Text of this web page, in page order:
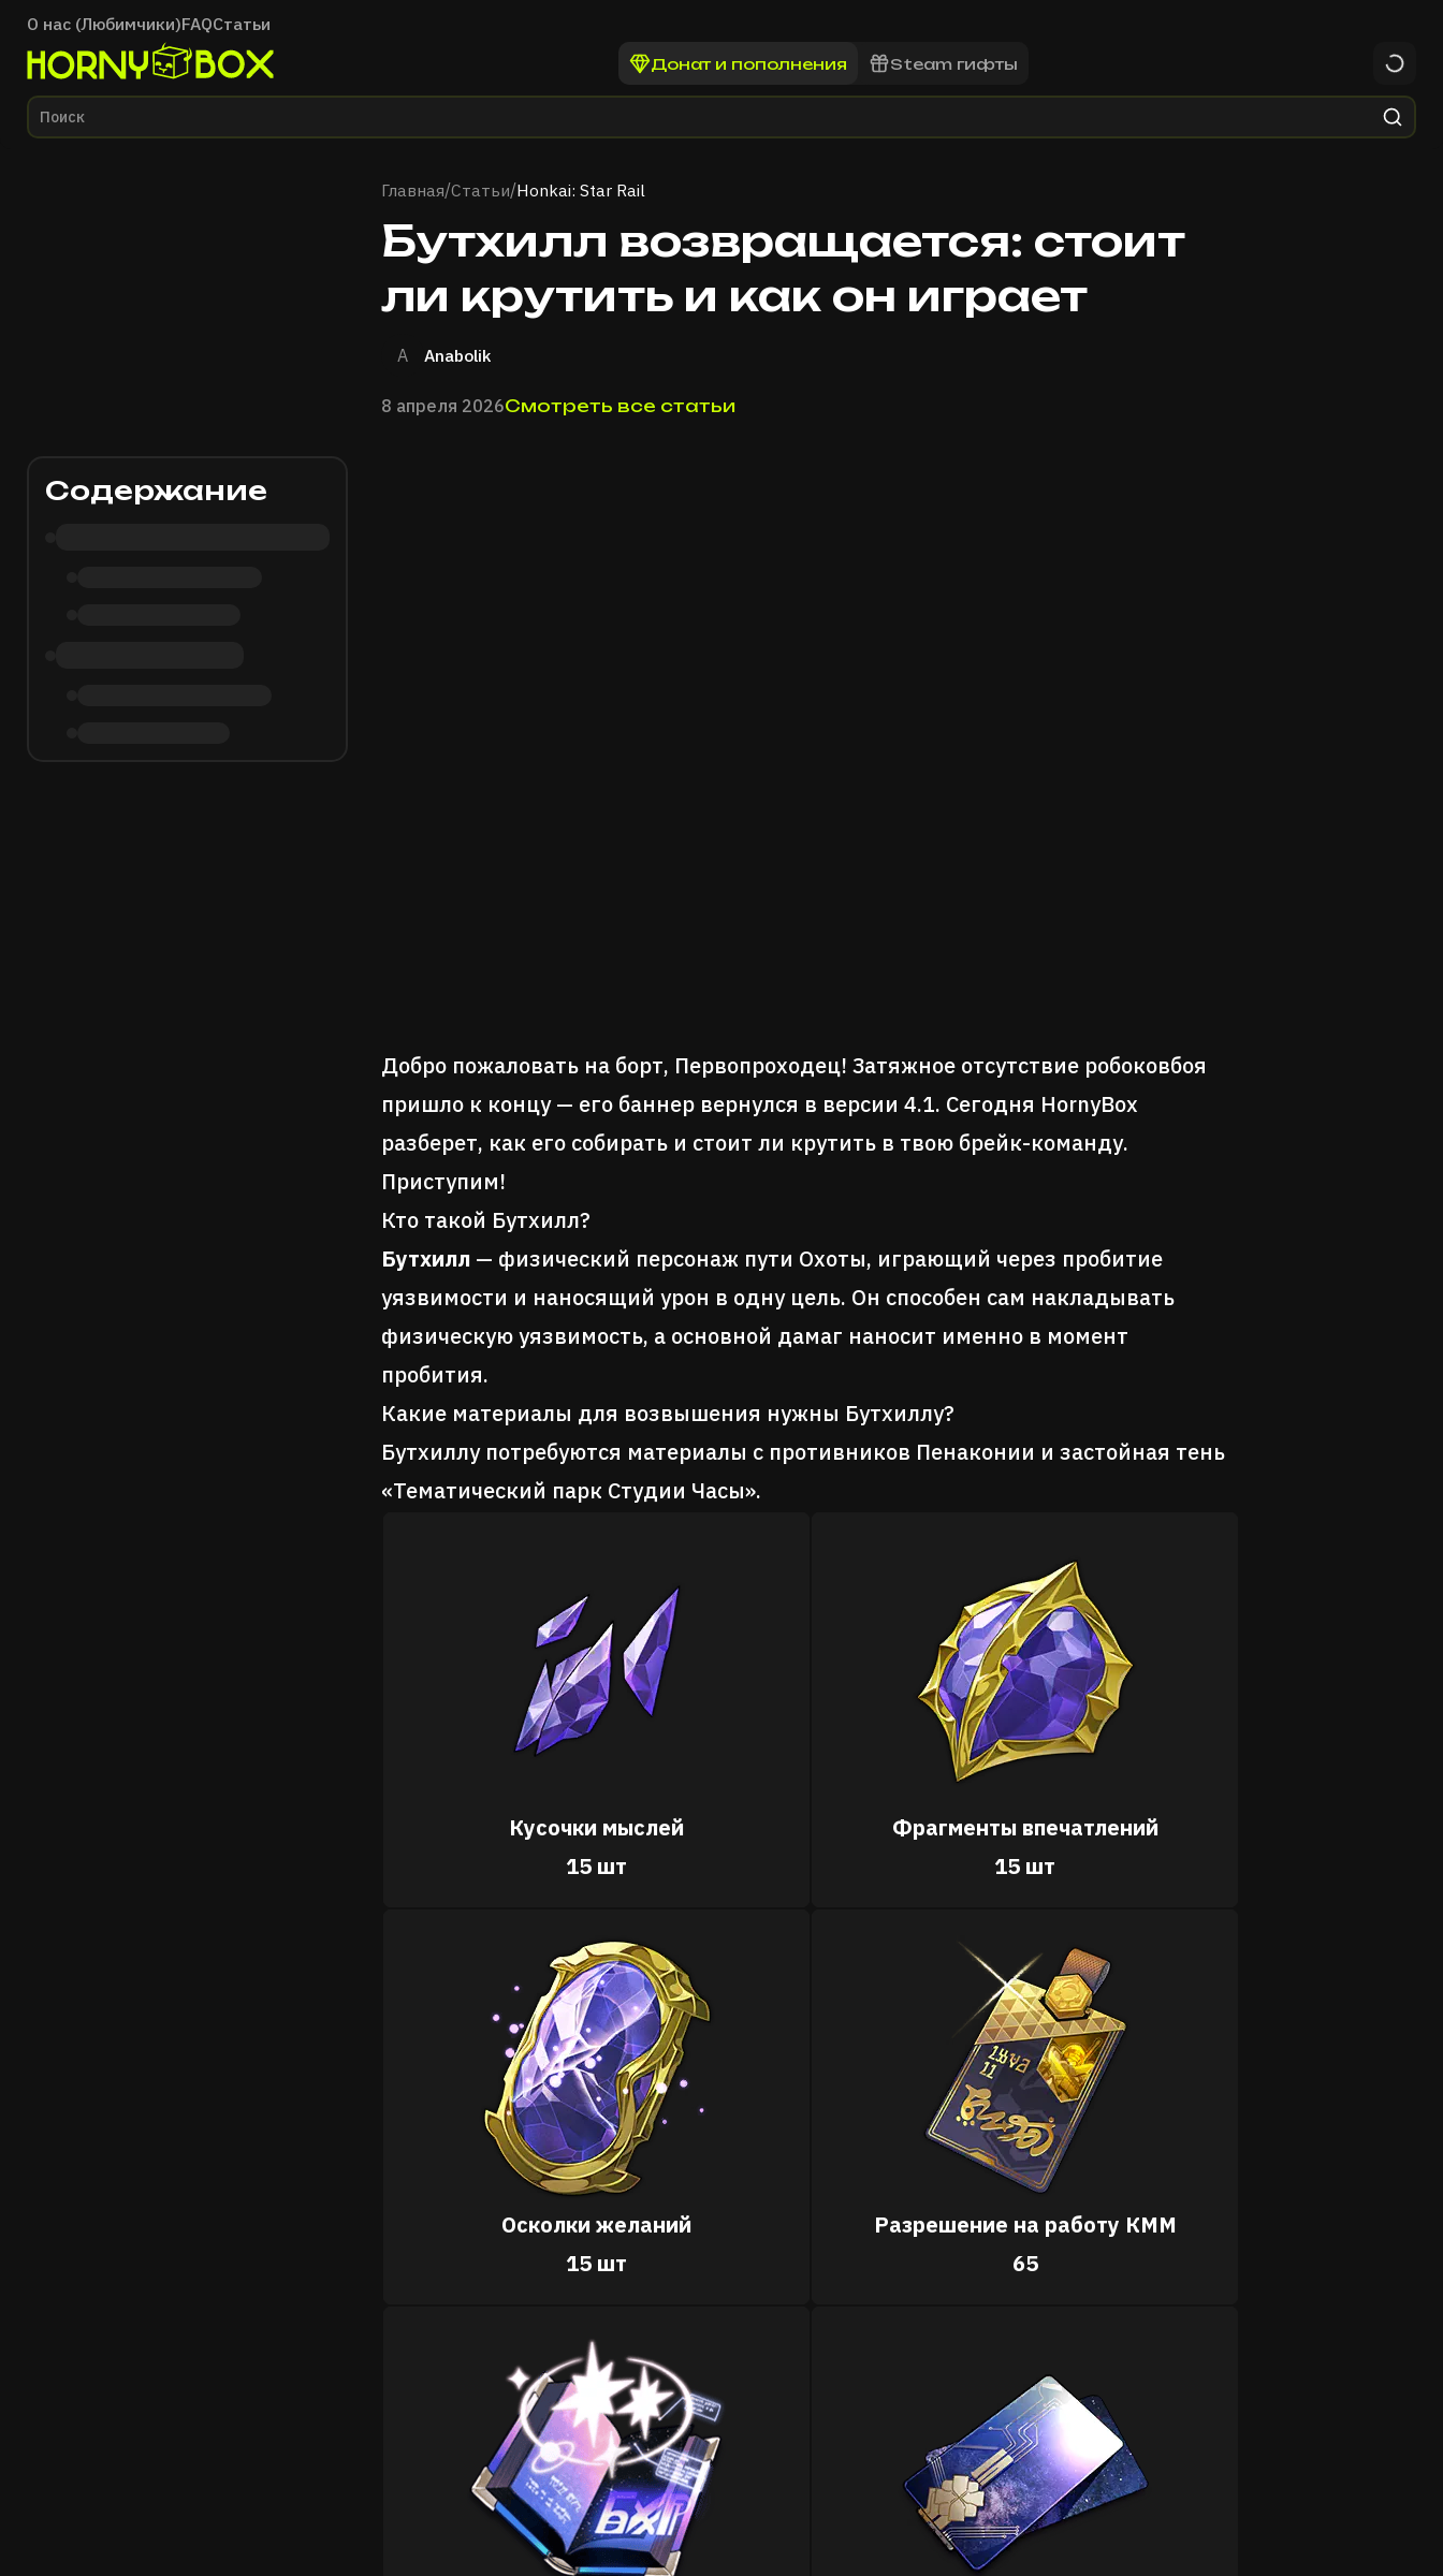
О нас (Любимчики)FAQСтатьи
Главная
Донат и пополнения Steam гифты
Главная/Статьи/Honkai: Star Rail
Бутхилл возвращается: стоит
ли крутить и как он играет
A Anabolik
8 апреля 2026Смотреть все статьи
Содержание
Добро пожаловать на борт, Первопроходец! Затяжное отсутствие робоковбоя
пришло к концу — его баннер вернулся в версии 4.1. Сегодня HornyBox
разберет, как его собирать и стоит ли крутить в твою брейк-команду.
Приступим!
Кто такой Бутхилл?
Бутхилл — физический персонаж пути Охоты, играющий через пробитие
уязвимости и наносящий урон в одну цель. Он способен сам накладывать
физическую уязвимость, а основной дамаг наносит именно в момент
пробития.
Какие материалы для возвышения нужны Бутхиллу?
Бутхиллу потребуются материалы с противников Пенаконии и застойная тень
«Тематический парк Студии Часы».
Кусочки мыслей
15 шт
Фрагменты впечатлений
15 шт
Осколки желаний
15 шт
Разрешение на работу КММ
65